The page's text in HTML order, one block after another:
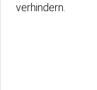
verhindern.